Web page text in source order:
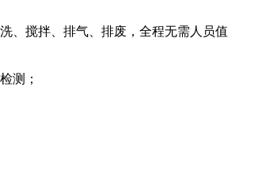
、搅拌、排气、排废，全程无需人员值
测；